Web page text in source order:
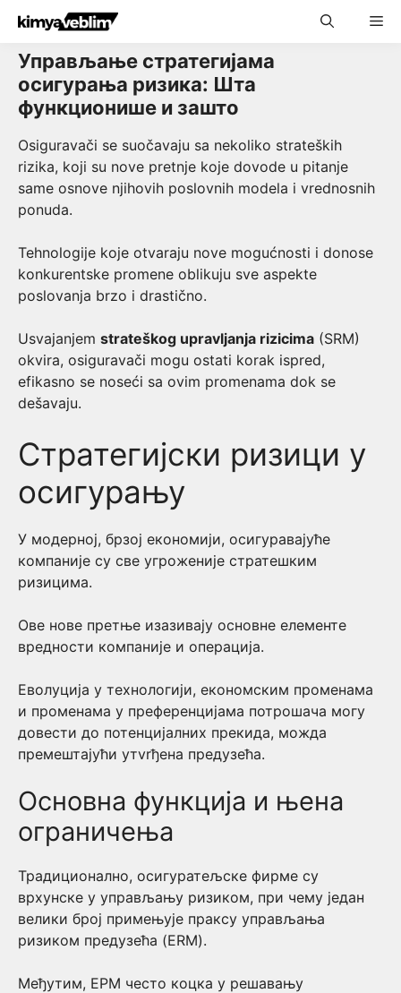
Skip
content
Управљање стратегијама
осигурања ризика: Шта
функционише и зашто
Osiguravači se suočavaju sa nekoliko strateških
rizika, koji su nove pretnje koje dovode u pitanje
same osnove njihovih poslovnih modela i vrednosnih
ponuda.
Tehnologije koje otvaraju nove mogućnosti i donose
konkurentske promene oblikuju sve aspekte
poslovanja brzo i drastično.
Usvajanjem strateškog upravljanja rizicima (SRM)
okvira, osiguravači mogu ostati korak ispred,
efikasno se noseći sa ovim promenama dok se
dešavaju.
Стратегијски ризици у
осигурању
У модерној, брзој економији, осигуравајуће
компаније су све угроженије стратешким
ризицима.
Ове нове претње изазивају основне елементе
вредности компаније и операција.
Еволуција у технологији, економским променама
и променама у преференцијама потрошача могу
довести до потенцијалних прекида, можда
премештајући утvrђена предузећа.
Основна функција и њена
ограничења
Традиционално, осигуратељске фирме су
врхунске у управљању ризиком, при чему један
велики број примењује праксу управљања
ризиком предузећа (ERM).
Међутим, ЕРМ често коцка у решавању